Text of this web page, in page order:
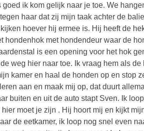
ik kom gelijk naar je toe. We
haar dat zij mijn taak achter de
hoever hij ermee is. Hij heeft de
hondenhok met hondendeur waar de
is een opening voor het hok
weg hier naar toe. Ik vraag hem als
kamer en haal de honden op en stop
aan en maak mij op, dat duurt
buiten en uit de auto stapt Sven. Ik
moet je zijn . Hij hoort mij en kijkt
de eetkamer, ik loop nog snel even